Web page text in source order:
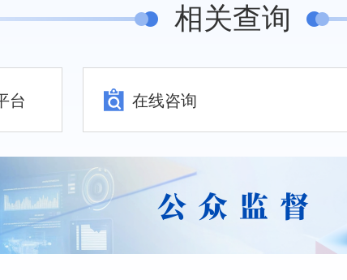
相关查询
台 在线咨询